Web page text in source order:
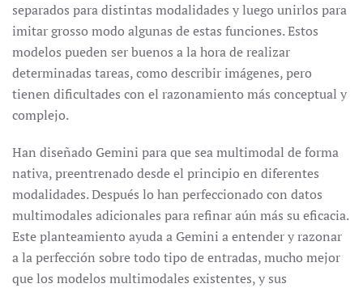
separados para distintas modalidades y luego unirlos para
imitar grosso modo algunas de estas funciones. Estos
modelos pueden ser buenos a la hora de realizar
determinadas tareas, como describir imágenes, pero
tienen dificultades con el razonamiento más conceptual y
complejo.
Han diseñado Gemini para que sea multimodal de forma
nativa, preentrenado desde el principio en diferentes
modalidades. Después lo han perfeccionado con datos
multimodales adicionales para refinar aún más su eficacia.
Este planteamiento ayuda a Gemini a entender y razonar
a la perfección sobre todo tipo de entradas, mucho mejor
que los modelos multimodales existentes, y sus